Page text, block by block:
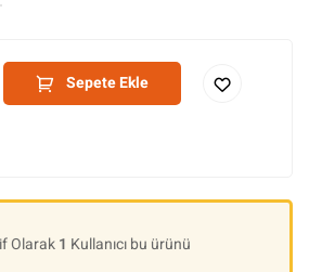
Sepete Ekle
Olarak1 Kullanıcı bu ürünü